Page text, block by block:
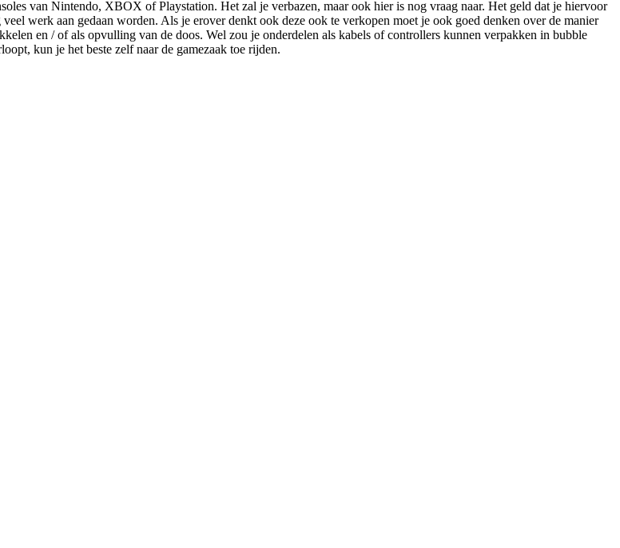
van Nintendo, XBOX of Playstation. Het zal je verbazen, maar ook hier is nog vraag naar. Het geld dat je hiervoor
werk aan gedaan worden. Als je erover denkt ook deze ook te verkopen moet je ook goed denken over de manier
en / of als opvulling van de doos. Wel zou je onderdelen als kabels of controllers kunnen verpakken in bubble
kun je het beste zelf naar de gamezaak toe rijden.